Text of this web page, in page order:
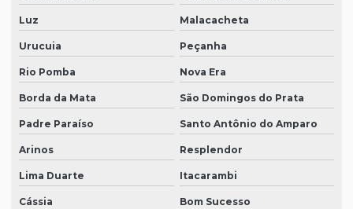
Luz Malacacheta
Urucuia Peçanha
Rio Pomba Nova Era
Borda da Mata São Domingos do Prata
Padre Paraíso Santo Antônio do Amparo
Arinos Resplendor
Lima Duarte Itacarambi
Cássia Bom Sucesso